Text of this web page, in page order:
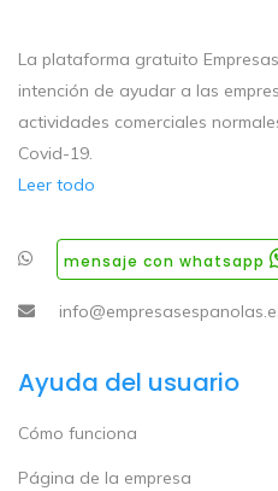
La plataforma gratuito
intención de ayudar a las
actividades comerciales
Covid-19.
Leer todo
mensaje con whatsapp
Ayuda del usuario
Cómo funciona
Página de la empresa